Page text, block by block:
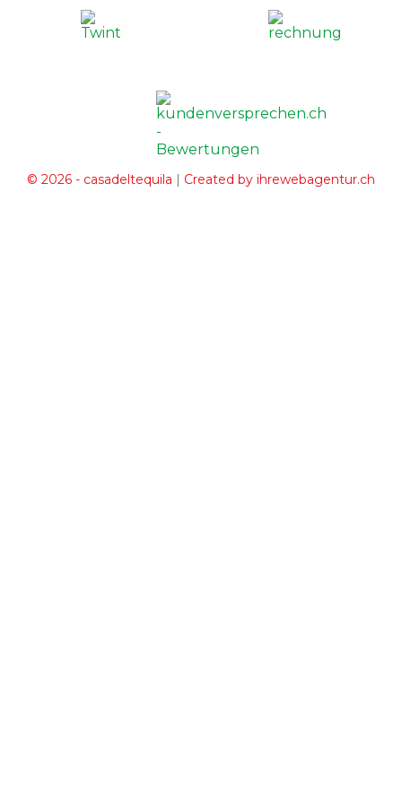
© 2026 - casadeltequila | Created by ihrewebagentur.ch